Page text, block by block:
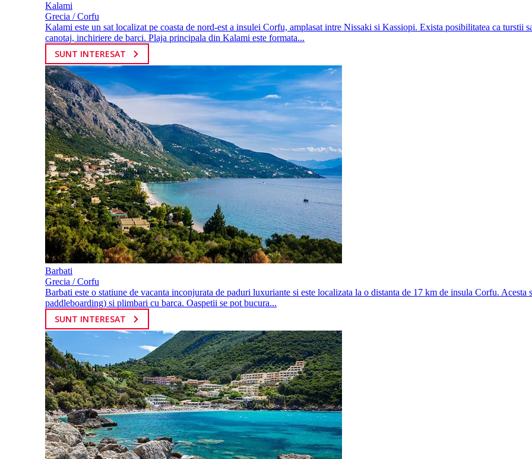
Kalami
Grecia / Corfu
Kalami este un sat localizat pe coasta de nord-est a insulei Corfu, amplasat intre Nissaki si Kassiopi. Exista posibilitatea ca turstii
canotaj, inchiriere de barci. Plaja principala din Kalami este formata...
SUNT INTERESAT
Barbati
Grecia / Corfu
Barbati este o statiune de vacanta inconjurata de paduri luxuriante si este localizata la o distanta de 17 km de insula Corfu.
paddleboarding) si plimbari cu barca. Oaspetii se pot bucura...
SUNT INTERESAT